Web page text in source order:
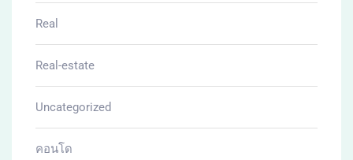
Real
Real-estate
Uncategorized
คอนโด